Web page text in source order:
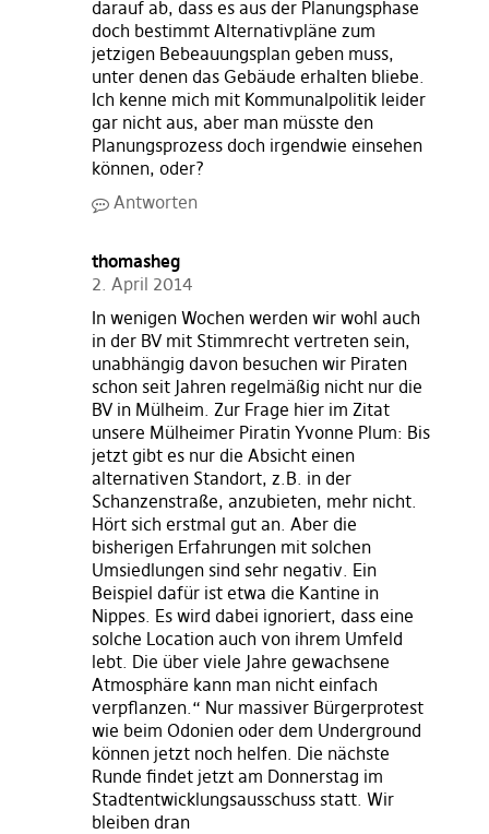
darauf ab, dass es aus der Planungsphase
doch bestimmt Alternativpläne zum
jetzigen Bebeauungsplan geben muss,
unter denen das Gebäude erhalten bliebe.
Ich kenne mich mit Kommunalpolitik leider
gar nicht aus, aber man müsste den
Planungsprozess doch irgendwie einsehen
können, oder?
Antworten
thomasheg
2. April 2014
In wenigen Wochen werden wir wohl auch
in der BV mit Stimmrecht vertreten sein,
unabhängig davon besuchen wir Piraten
schon seit Jahren regelmäßig nicht nur die
BV in Mülheim. Zur Frage hier im Zitat
unsere Mülheimer Piratin Yvonne Plum: Bis
jetzt gibt es nur die Absicht einen
alternativen Standort, z.B. in der
Schanzenstraße, anzubieten, mehr nicht.
Hört sich erstmal gut an. Aber die
bisherigen Erfahrungen mit solchen
Umsiedlungen sind sehr negativ. Ein
Beispiel dafür ist etwa die Kantine in
Nippes. Es wird dabei ignoriert, dass eine
solche Location auch von ihrem Umfeld
lebt. Die über viele Jahre gewachsene
Atmosphäre kann man nicht einfach
verpflanzen.“ Nur massiver Bürgerprotest
wie beim Odonien oder dem Underground
können jetzt noch helfen. Die nächste
Runde findet jetzt am Donnerstag im
Stadtentwicklungsausschuss statt. Wir
bleiben dran